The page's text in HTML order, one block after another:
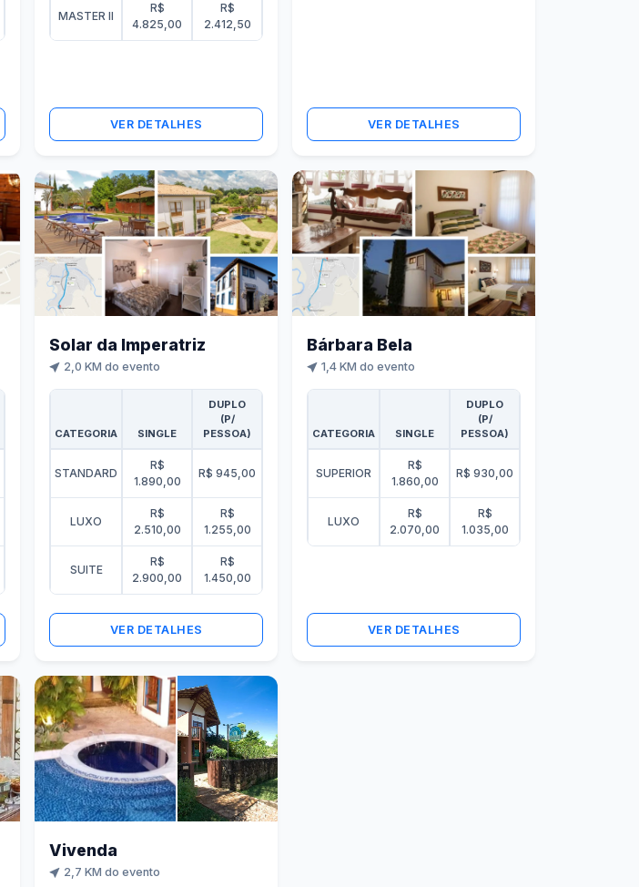
MASTER II
R$
4.825,00
R$
2.412,50
VER DETALHES VER DETALHES
Solar da Imperatriz
2,0 KM do evento
CATEGORIA SINGLE
DUPLO
(P/
PESSOA)
STANDARD
R$
1.890,00
R$ 945,00
LUXO
R$
2.510,00
R$
1.255,00
SUITE
R$
2.900,00
R$
1.450,00
VER DETALHES
Bárbara Bela
1,4 KM do evento
CATEGORIA SINGLE
DUPLO
(P/
PESSOA)
SUPERIOR
R$
1.860,00
R$ 930,00
LUXO
R$
2.070,00
R$
1.035,00
VER DETALHES
Vivenda
2,7 KM do evento